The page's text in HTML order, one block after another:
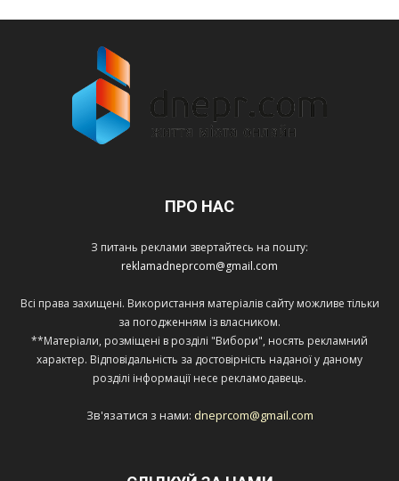
ПРО НАС
З питань реклами звертайтесь на пошту:
reklamadneprcom@gmail.com
Всі права захищені. Використання матеріалів сайту можливе тільки
за погодженням із власником.
**Матеріали, розміщені в розділі "Вибори", носять рекламний
характер. Відповідальність за достовірність наданої у даному
розділі інформації несе рекламодавець.
Зв'язатися з нами: dneprcom@gmail.com